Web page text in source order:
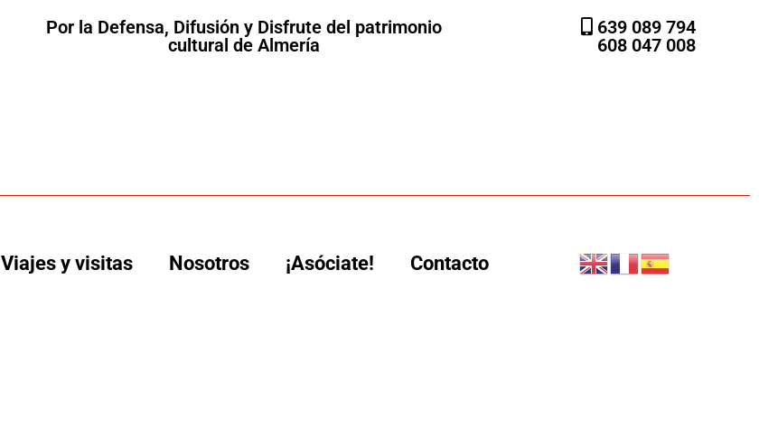
Por la Defensa, Difusión y Disfrute del patrimonio
cultural de Almería
639 089 794
608 047 008
Viajes y visitas Nosotros ¡Asóciate! Contacto